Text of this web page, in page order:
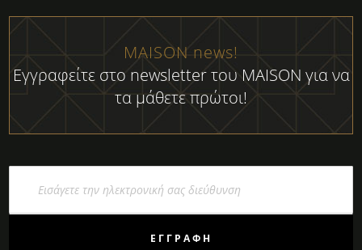
MAISON news!
Εγγραφείτε στο newsletter του MAISON για να
τα μάθετε πρώτοι!
ΕΓΓΡΑΦΉ